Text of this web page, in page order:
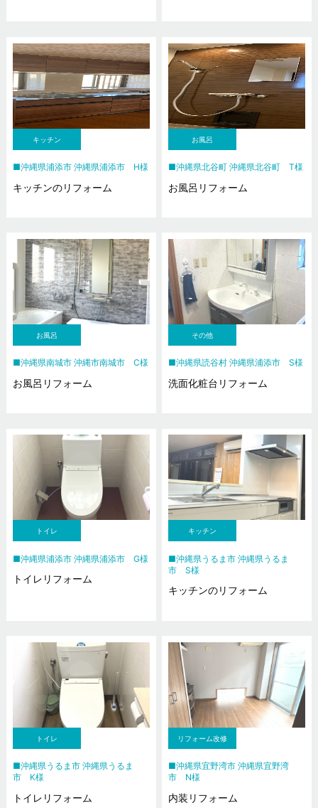
キッチン
沖縄県浦添市 沖縄県浦添市 H様
キッチンのリフォーム
お風呂
沖縄県北谷町 沖縄県北谷町 T様
お風呂リフォーム
お風呂
沖縄県南城市 沖縄市南城市 C様
お風呂リフォーム
その他
沖縄県読谷村 沖縄県浦添市 S様
洗面化粧台リフォーム
トイレ
沖縄県浦添市 沖縄県浦添市 G様
トイレリフォーム
キッチン
沖縄県うるま市 沖縄県うるま
市 S様
キッチンのリフォーム
トイレ
沖縄県うるま市 沖縄県うるま
市 K様
トイレリフォーム
リフォーム改修
沖縄県宜野湾市 沖縄県宜野湾
市 N様
内装リフォーム